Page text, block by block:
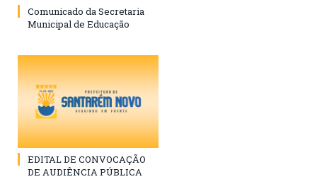
Comunicado da Secretaria
Municipal de Educação
EDITAL DE CONVOCAÇÃO
DE AUDIÊNCIA PÚBLICA